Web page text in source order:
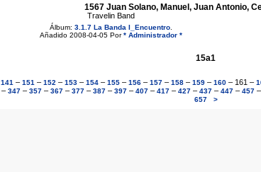
1567 Juan Solano, Manuel, Juan Antonio,
Travelin Band
Álbum: 3.1.7 La Banda I_Encuentro.
Añadido 2008-04-05 Por* Administrador *
15a1
141 – 151 – 152 – 153– 154– 155– 156– 157– 158– 159– 160– 161 –
– 347 – 357 – 367 – 377 – 387 – 397 – 407 – 417 – 427 – 437 – 447 – 457 –
657 >